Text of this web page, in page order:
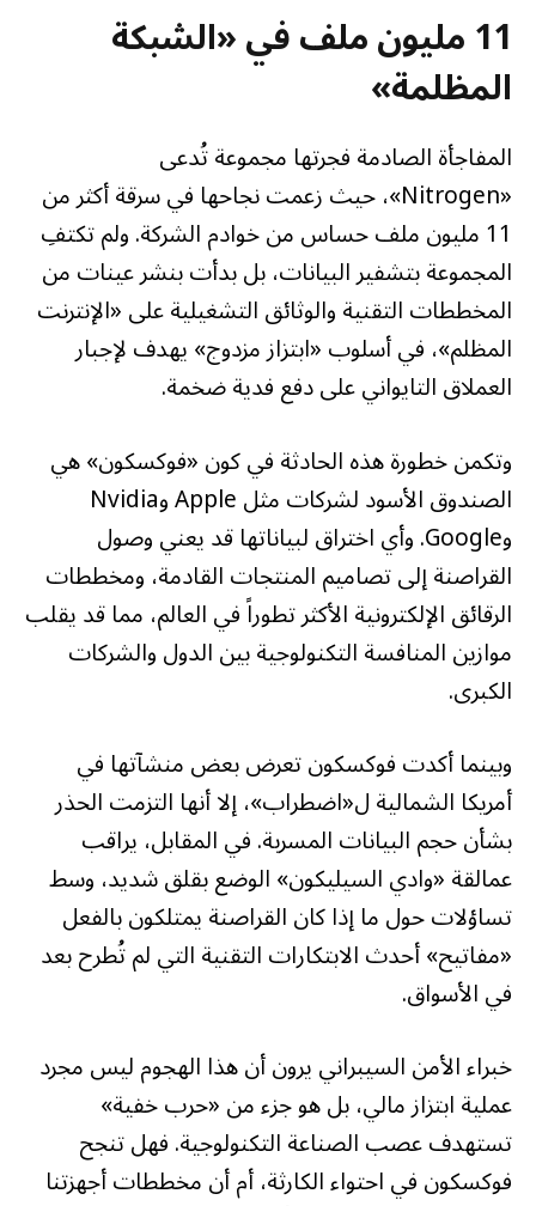
11 مليون ملف في «الشبكة
المظلمة»
المفاجأة الصادمة فجرتها مجموعة تُدعى
«Nitrogen»، حيث زعمت نجاحها في سرقة أكثر من
11 مليون ملف حساس من خوادم الشركة. ولم تكتفِ
المجموعة بتشفير البيانات، بل بدأت بنشر عينات من
المخططات التقنية والوثائق التشغيلية على «الإنترنت
المظلم»، في أسلوب «ابتزاز مزدوج» يهدف لإجبار
العملاق التايواني على دفع فدية ضخمة.
وتكمن خطورة هذه الحادثة في كون «فوكسكون» هي
الصندوق الأسود لشركات مثل Apple وNvidia
وGoogle. وأي اختراق لبياناتها قد يعني وصول
القراصنة إلى تصاميم المنتجات القادمة، ومخططات
الرقائق الإلكترونية الأكثر تطوراً في العالم، مما قد يقلب
موازين المنافسة التكنولوجية بين الدول والشركات
الكبرى.
وبينما أكدت فوكسكون تعرض بعض منشآتها في
أمريكا الشمالية ل«اضطراب»، إلا أنها التزمت الحذر
بشأن حجم البيانات المسربة. في المقابل، يراقب
عمالقة «وادي السيليكون» الوضع بقلق شديد، وسط
تساؤلات حول ما إذا كان القراصنة يمتلكون بالفعل
«مفاتيح» أحدث الابتكارات التقنية التي لم تُطرح بعد
في الأسواق.
خبراء الأمن السيبراني يرون أن هذا الهجوم ليس مجرد
عملية ابتزاز مالي، بل هو جزء من «حرب خفية»
تستهدف عصب الصناعة التكنولوجية. فهل تنجح
فوكسكون في احتواء الكارثة، أم أن مخططات أجهزتنا